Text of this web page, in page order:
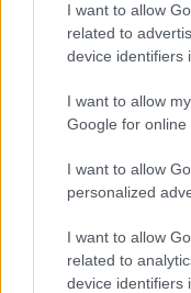
I want to allow
related to
device identifiers
I want to allow
Google for online
I want to allow
personalized
I want to allow
related to
device identifiers
iPhone 18
Apple az új
Az Android rejtett
észrevétlenül
mobilhasználatot –
A Galaxy S25 is
kamerás funkcióját